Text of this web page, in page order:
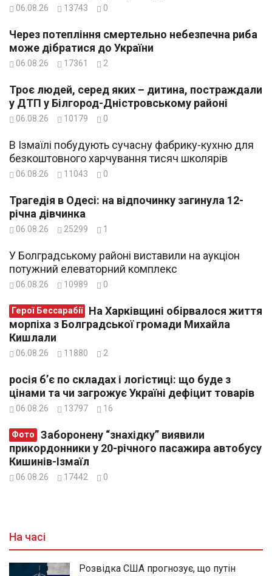
06.08.26 13743 0
Через потепління смертельно небезпечна риба
може дібратися до України
06.08.26 17361 2
Троє людей, серед яких – дитина, постраждали
у ДТП у Білгород-Дністровському районі
06.08.26 10179 0
В Ізмаїлі побудують сучасну фабрику-кухню для
безкоштовного харчування тисяч школярів
06.08.26 11043 0
Трагедія в Одесі: на відпочинку загинула 12-
річна дівчинка
06.08.26 25299 1
У Болградському районі виставили на аукціон
потужний елеваторний комплекс
06.08.26 10989 0
Герої Бессарабії
морпіха з Болградської громади Михайла
Кишлали
06.08.26 11880 2
росія б’є по складах і логістиці: що буде з
цінами та чи загрожує Україні дефіцит товарів
06.08.26 13797 16
Фото
прикордонники у 20-річного пасажира автобусу
Кишинів-Ізмаїл
06.08.26 17442 0
На часі
Розвідка США прогнозує, що путін